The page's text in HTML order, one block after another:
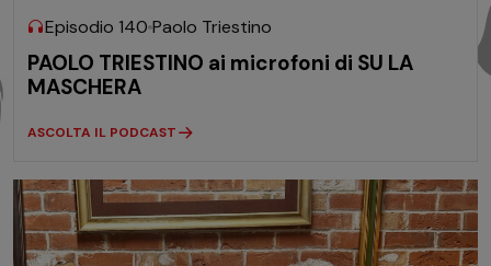
Episodio 140 Paolo Triestino
PAOLO TRIESTINO ai microfoni di SU LA
MASCHERA
ASCOLTA IL PODCAST